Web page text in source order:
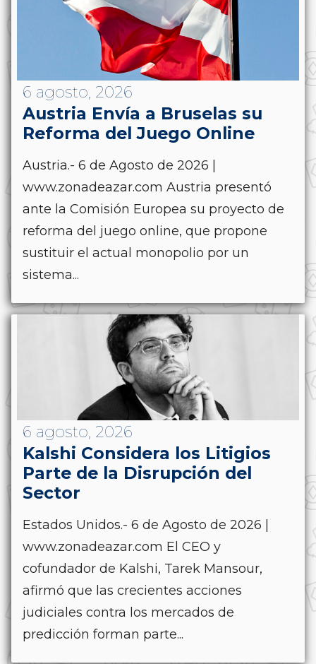
6 agosto, 2026
Austria Envía a Bruselas su
Reforma del Juego Online
Austria.- 6 de Agosto de 2026 |
www.zonadeazar.com Austria presentó
ante la Comisión Europea su proyecto de
reforma del juego online, que propone
sustituir el actual monopolio por un
sistema...
6 agosto, 2026
Kalshi Considera los Litigios
Parte de la Disrupción del
Sector
Estados Unidos.- 6 de Agosto de 2026 |
www.zonadeazar.com El CEO y
cofundador de Kalshi, Tarek Mansour,
afirmó que las crecientes acciones
judiciales contra los mercados de
predicción forman parte...